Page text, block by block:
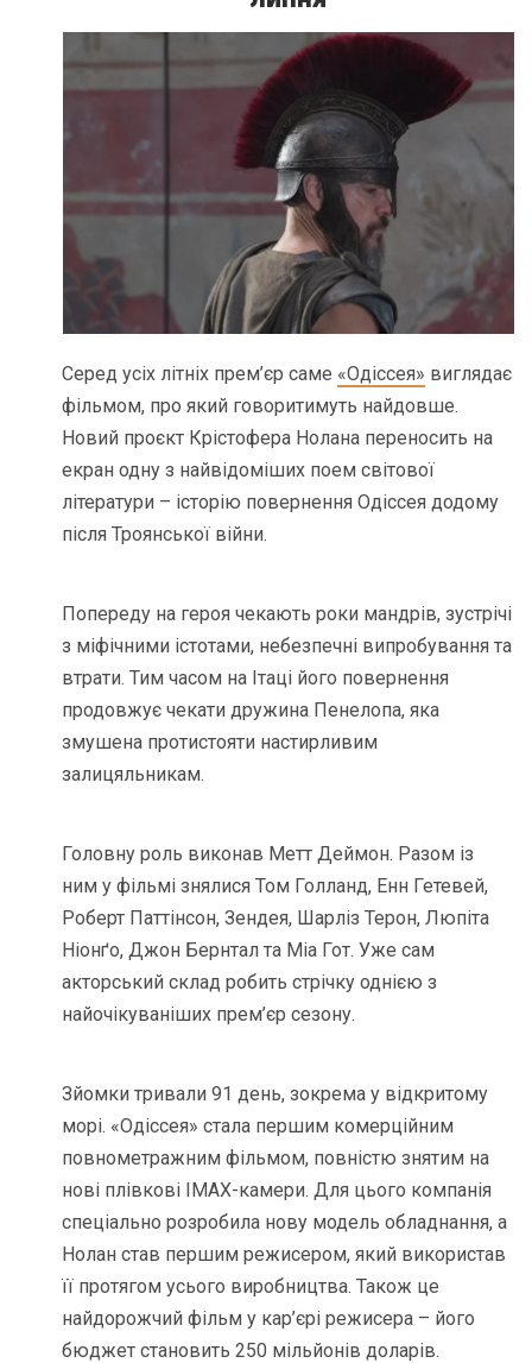
Серед усіх літніх прем’єр саме «Одіссея» виглядає
фільмом, про який говоритимуть найдовше.
Новий проєкт Крістофера Нолана переносить на
екран одну з найвідоміших поем світової
літератури – історію повернення Одіссея додому
після Троянської війни.
Попереду на героя чекають роки мандрів, зустрічі
з міфічними істотами, небезпечні випробування та
втрати. Тим часом на Ітаці його повернення
продовжує чекати дружина Пенелопа, яка
змушена протистояти настирливим
залицяльникам.
Головну роль виконав Метт Деймон. Разом із
ним у фільмі знялися Том Голланд, Енн Гетевей,
Роберт Паттінсон, Зендея, Шарліз Терон, Люпіта
Ніонґо, Джон Бернтал та Міа Гот. Уже сам
акторський склад робить стрічку однією з
найочікуваніших прем’єр сезону.
Зйомки тривали 91 день, зокрема у відкритому
морі. «Одіссея» стала першим комерційним
повнометражним фільмом, повністю знятим на
нові плівкові IMAX-камери. Для цього компанія
спеціально розробила нову модель обладнання, а
Нолан став першим режисером, який використав
її протягом усього виробництва. Також це
найдорожчий фільм у кар’єрі режисера – його
бюджет становить 250 мільйонів доларів.